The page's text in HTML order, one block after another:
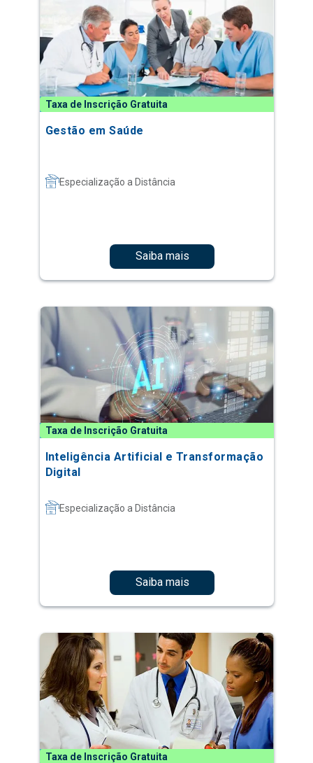
Taxa de Inscrição Gratuita
Gestão em Saúde
Especialização a Distância
Saiba mais
Taxa de Inscrição Gratuita
Inteligência Artificial e Transformação
Digital
Especialização a Distância
Saiba mais
Taxa de Inscrição Gratuita